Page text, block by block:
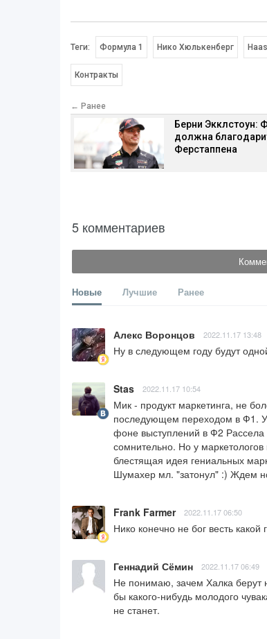
Теги: Формула 1 Нико Хюлькенберг Haas
Контракты
← Ранее
Берни Экклстоун:
должна
Ферстаппена
5 комментариев
Новые Лучшие Ранее
Алекс Воронцов 2022.11.17 13:48
Ну в следующем году будут
Stas 2022.11.17 10:54
Мик - продукт маркетинга, не
последующем переходом в Ф1.
фоне выступлений в Ф2 Рассела
сомнительно. Но у
блестящая идея гениальных
Шумахер мл. "затонул" :) Ждем
Frank Farmer 2022.11.17 06:50
Нико конечно не бог весть
Геннадий Сёмин 2022.11.17 06:49
Не понимаю, зачем Халка берут
бы какого-нибудь молодого
не станет.